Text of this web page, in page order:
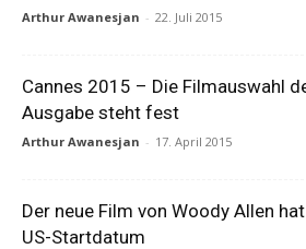
Arthur Awanesjan - 22. Juli 2015
Cannes 2015 – Die Filmauswahl
Ausgabe steht fest
Arthur Awanesjan - 17. April 2015
Der neue Film von Woody Allen
US-Startdatum